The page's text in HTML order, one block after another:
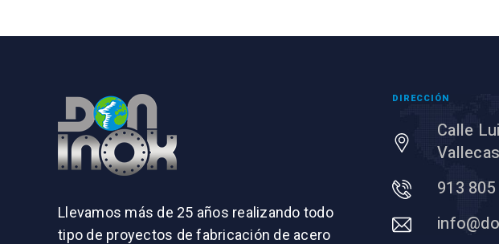
Llevamos más de 25 años realizando todo
tipo de proyectos de fabricación de acero
DIRECCIÓN
Calle
913